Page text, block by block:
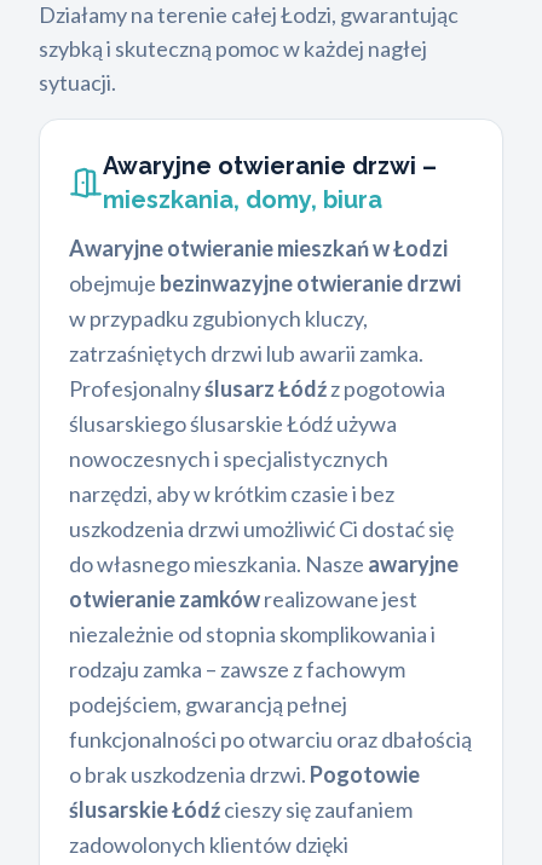
Działamy na terenie całej Łodzi, gwarantując
szybką i skuteczną pomoc w każdej nagłej
sytuacji.
Awaryjne otwieranie drzwi –
mieszkania, domy, biura
Awaryjne otwieranie mieszkań w Łodzi
obejmuje bezinwazyjne otwieranie drzwi
w przypadku zgubionych kluczy,
zatrzaśniętych drzwi lub awarii zamka.
Profesjonalnyślusarz Łódźz pogotowia
ślusarskiego ślusarskie Łódź używa
nowoczesnych i specjalistycznych
narzędzi, aby w krótkim czasie i bez
uszkodzenia drzwi umożliwić Ci dostać się
do własnego mieszkania. Nasze awaryjne
otwieranie zamkówrealizowane jest
niezależnie od stopnia skomplikowania i
rodzaju zamka – zawsze z fachowym
podejściem, gwarancją pełnej
funkcjonalności po otwarciu oraz dbałością
o brak uszkodzenia drzwi. Pogotowie
ślusarskie Łódźcieszy się zaufaniem
zadowolonych klientów dzięki